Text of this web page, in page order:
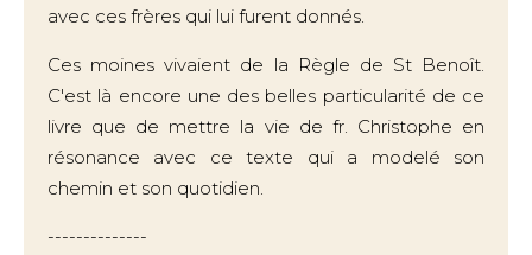
avec ces frères qui lui furent donnés.
Ces moines vivaient de la Règle de St Benoît.
C'est là encore une des belles particularité de ce
livre que de mettre la vie de fr. Christophe en
résonance avec ce texte qui a modelé son
chemin et son quotidien.
--------------